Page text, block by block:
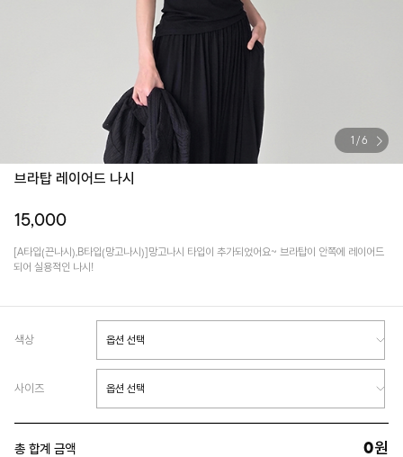
/6
브라탑 레이어드 나시
15,000
[A타입(끈나시),B타입(망고나시)]망고나시 타입이 추가되었어요~ 브라탑이 안쪽에 레이어드
되어 실용적인 나시!
색상
사이즈
총 합계 금액 0원